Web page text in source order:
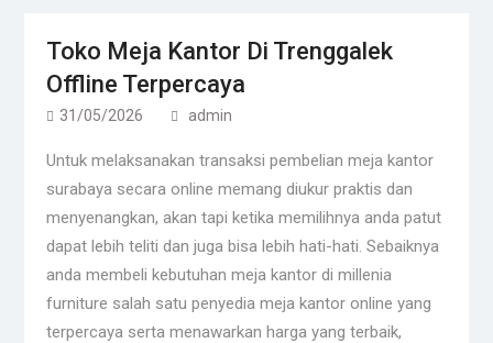
Toko Meja Kantor Di Trenggalek
Offline Terpercaya
31/05/2026 admin
Untuk melaksanakan transaksi pembelian meja kantor
surabaya secara online memang diukur praktis dan
menyenangkan, akan tapi ketika memilihnya anda patut
dapat lebih teliti dan juga bisa lebih hati-hati. Sebaiknya
anda membeli kebutuhan meja kantor di millenia
furniture salah satu penyedia meja kantor online yang
terpercaya serta menawarkan harga yang terbaik,